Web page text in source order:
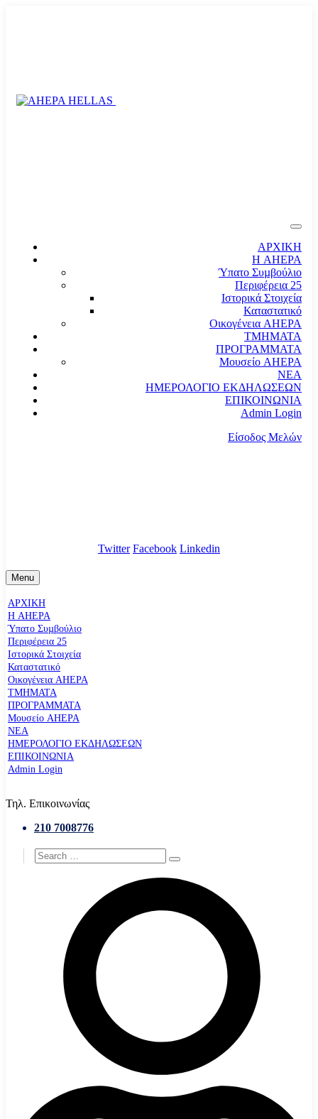
ΑΡΧΙΚΗ
Η AHEPA
Ύπατο Συµβούλιο
Περιφέρεια 25
Ιστορικά Στοιχεία
Καταστατικό
Οικογένεια AHEPA
ΤΜΗΜΑΤΑ
ΠΡΟΓΡΑΜΜΑΤΑ
Μουσείο AHEPA
ΝΕΑ
ΗΜΕΡΟΛΟΓΙΟ ΕΚΔΗΛΩΣΕΩΝ
ΕΠΙΚΟΙΝΩΝΙΑ
Admin Login
Είσοδος Μελών
Twitter Facebook Linkedin
Menu
ΑΡΧΙΚΗ
Η AHEPA
Ύπατο Συµβούλιο
Περιφέρεια 25
Ιστορικά Στοιχεία
Καταστατικό
Οικογένεια AHEPA
ΤΜΗΜΑΤΑ
ΠΡΟΓΡΑΜΜΑΤΑ
Μουσείο AHEPA
ΝΕΑ
ΗΜΕΡΟΛΟΓΙΟ ΕΚΔΗΛΩΣΕΩΝ
ΕΠΙΚΟΙΝΩΝΙΑ
Admin Login
Τηλ. Επικοινωνίας
210 7008776